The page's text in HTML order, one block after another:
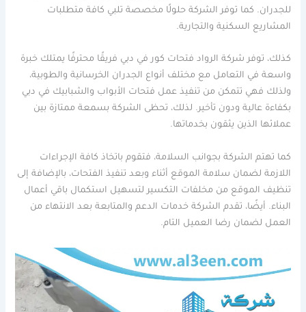
للجدران. كما توفر الشركة حلولًا مخصصة تلبي كافة متطلبات
المشاريع السكنية والتجارية.
كذلك، توفر شركة الرواد فتحات كور في دبي فريقًا محترفًا يمتلك خبرة
واسعة في التعامل مع مختلف أنواع الجدران الخرسانية والطوبية،
ولذلك فهي تتمكن من تنفيذ عمل فتحات الأبواب والشبابيك في دبي
بكفاءة عالية ودون تأخير. لذلك، تحظى الشركة بسمعة ممتازة بين
عملائها الذين يثقون بخدماتها.
كما تهتم الشركة بجوانب السلامة، فتقوم باتخاذ كافة الإجراءات
اللازمة لضمان سلامة الموقع أثناء وبعد تنفيذ الفتحات، بالإضافة إلى
تنظيف الموقع من مخلفات التكسير لتسهيل استكمال باقي أعمال
البناء. أيضًا، تقدم الشركة خدمات الدعم والمتابعة بعد الانتهاء من
العمل لضمان رضا العميل التام.